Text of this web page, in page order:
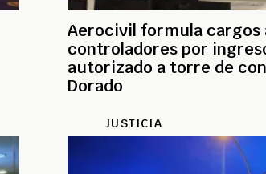
Aerocivil formula cargos
controladores por
autorizado a torre de
Dorado
JUSTICIA